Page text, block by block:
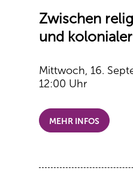
Zwischen
und
Mittwoch, 16.
12:00 Uhr
MEHR INFOS